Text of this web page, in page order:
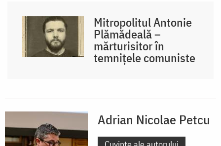
Mitropolitul Antonie
Plămădeală –
mărturisitor în
temnițele comuniste
Adrian Nicolae Petcu